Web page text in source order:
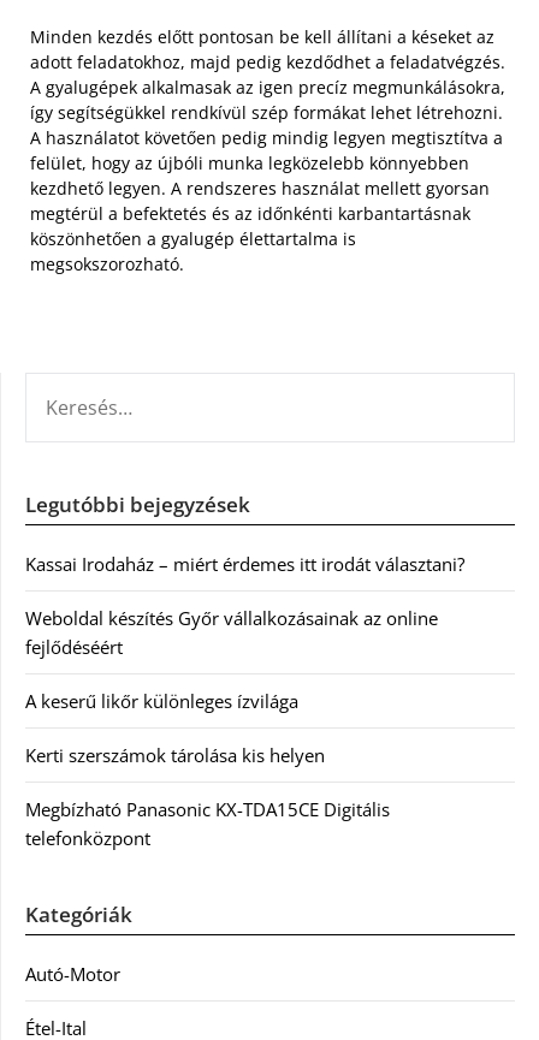
Minden kezdés előtt pontosan be kell állítani a késeket az
adott feladatokhoz, majd pedig kezdődhet a feladatvégzés.
A gyalugépek alkalmasak az igen precíz megmunkálásokra,
így segítségükkel rendkívül szép formákat lehet létrehozni.
A használatot követően pedig mindig legyen megtisztítva a
felület, hogy az újbóli munka legközelebb könnyebben
kezdhető legyen. A rendszeres használat mellett gyorsan
megtérül a befektetés és az időnkénti karbantartásnak
köszönhetően a gyalugép élettartalma is
megsokszorozható.
Legutóbbi bejegyzések
Kassai Irodaház – miért érdemes itt irodát választani?
Weboldal készítés Győr vállalkozásainak az online
fejlődéséért
A keserű likőr különleges ízvilága
Kerti szerszámok tárolása kis helyen
Megbízható Panasonic KX-TDA15CE Digitális
telefonközpont
Kategóriák
Autó-Motor
Étel-Ital